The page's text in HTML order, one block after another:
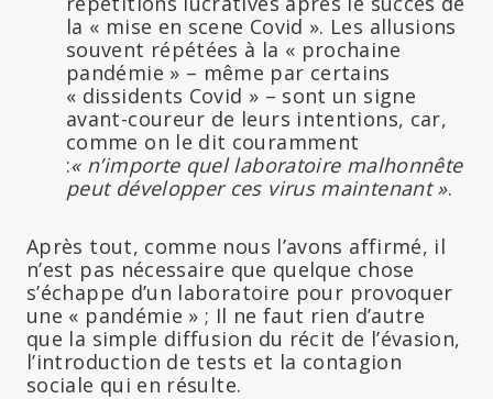
la « mise en scene Covid ». Les allusions
souvent répétées à la « prochaine
pandémie » – même par certains
« dissidents Covid » – sont un signe
avant-coureur de leurs intentions, car,
comme on le dit couramment
:« n’importe quel laboratoire malhonnête
peut développer ces virus maintenant ».
Après tout, comme nous l’avons affirmé, il
n’est pas nécessaire que quelque chose
s’échappe d’un laboratoire pour provoquer
une « pandémie » ; Il ne faut rien d’autre
que la simple diffusion du récit de l’évasion,
l’introduction de tests et la contagion
sociale qui en résulte.